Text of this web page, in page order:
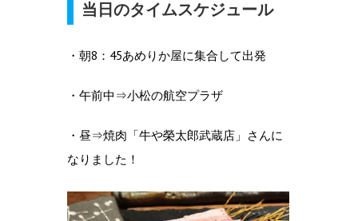
当日のタイムスケジュール
・朝8：45あめりか屋に集合して出発
・午前中⇒小松の航空プラザ
・昼⇒焼肉「牛や榮太郎武蔵店」さんに
なりました！